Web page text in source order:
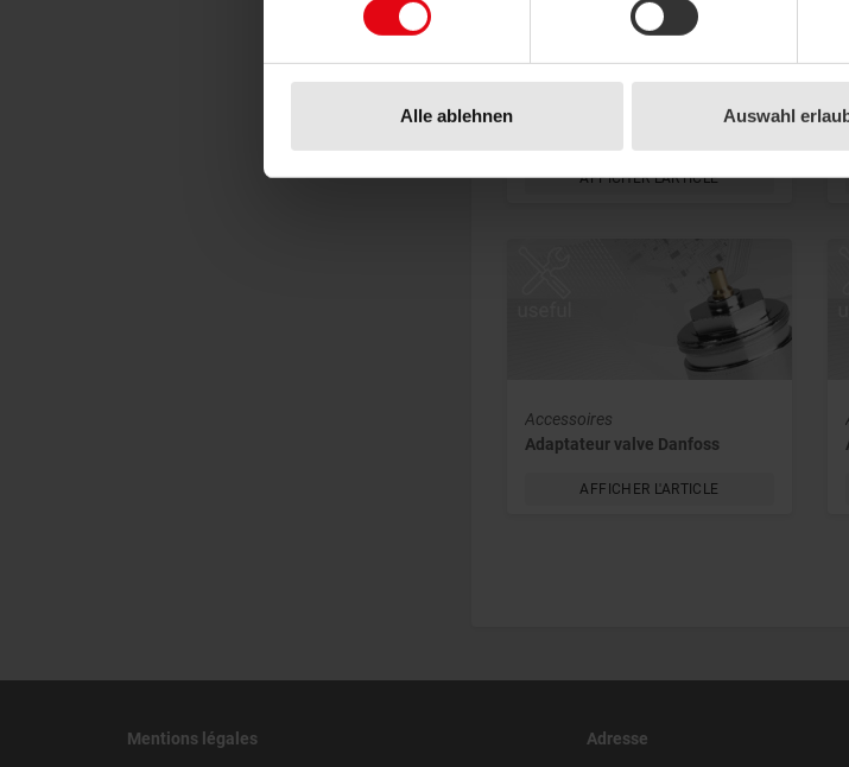
Alle ablehnen Auswahl
AFFICHER L'ARTICLE
Accessoires
Adaptateur valve Danfoss
AFFICHER L'ARTICLE
Mentions légales Adresse